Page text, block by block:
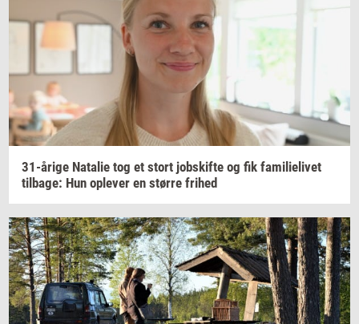
31-​årige Na­ta­lie tog et stort jobs­kif­te og fik fa­mi­li­e­li­vet
til­ba­ge: Hun op­le­ver en stør­re fri­hed